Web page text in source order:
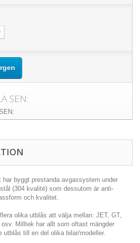
SEN:
har byggt prestanda avgassystem under
(304 kvalité) som dessutom är anti-
och kvalitet.
olika utblås att välja mellan: JET, GT,
Milltek har allt som oftast mängder
utblås till en del olika bilar/modeller.